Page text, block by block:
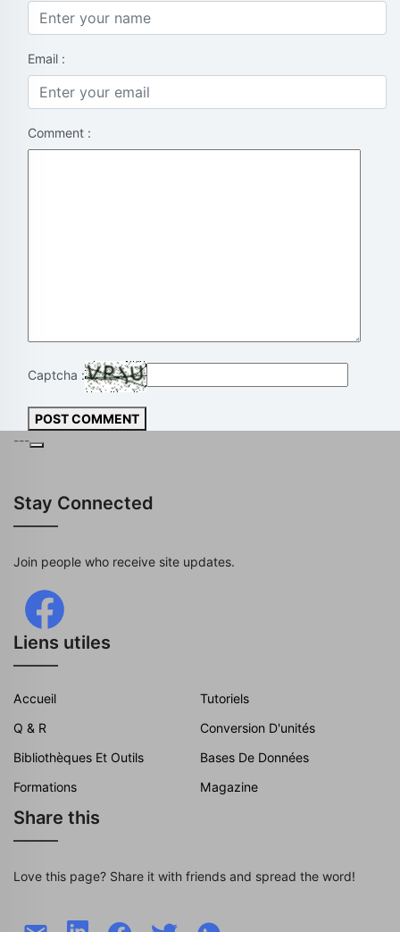
Email :
Comment :
Captcha :
POST COMMENT
---
Stay Connected
Join people who receive site updates.
Liens utiles
Accueil
Tutoriels
Q & R
Conversion D'unités
Bibliothèques Et Outils
Bases De Données
Formations
Magazine
Share this
Love this page? Share it with friends and spread the word!